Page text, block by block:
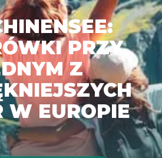
PRZY
Z
W EUROPIE